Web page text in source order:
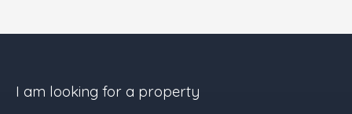
I am looking for a property